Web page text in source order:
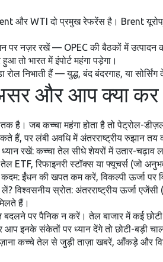
और WTI दो प्रमुख रेफरेंस है। Brent
नज़र रखें — OPEC की बैठकों में उत्पादन कट
तो भारत में इंपोर्ट महंगा पड़ेगा।
रोल निभाती हैं — युद्ध, बंद बंदरगाह, या
और आप क्या
है। जब कच्चा महंगा होता है तो पेट्रोल-
हैं, पर लंबी अवधि में अंतरराष्ट्रीय रुझान तय
रखें: कच्चा तेल सीधे शेयरों में उतार-चढ़ाव
ETF, रिफाइनरी स्टॉक्स या फ्यूचर्स (जो
ईंधन की खपत कम करें, विकल्पी ऊर्जा पर
विश्वसनीय स्रोत: अंतरराष्ट्रीय ऊर्जा
हैं।
पर पैनिक न करें। तेल बाजार में कई
इनके संकेतों पर ध्यान देंगे तो छोटी-बड़ी
कच्चे तेल से जुड़ी ताज़ा खबरें, आँकड़े और